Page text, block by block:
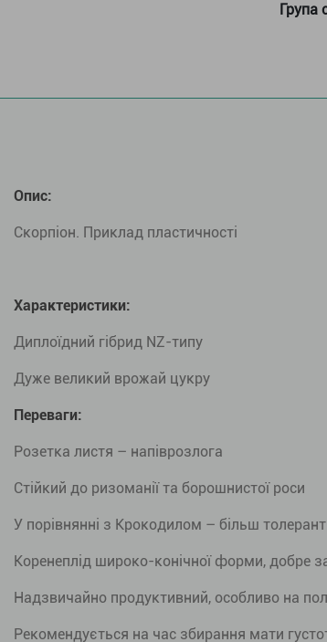
Група
Опис:
Скорпіон. Приклад пластичності
Характеристики:
Диплоїдний гібрид NZ-типу
Дуже великий врожай цукру
Переваги:
Розетка листя – напіврозлога
Стійкий до ризоманії та борошнистої роси
У порівнянні з Крокодилом – більш
Коренеплід широко-конічної форми, добре
Надзвичайно продуктивний, особливо на
Рекомендується на час збирання мати